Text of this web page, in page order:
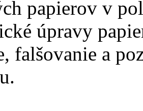
papierov v
úpravy
falšovanie a